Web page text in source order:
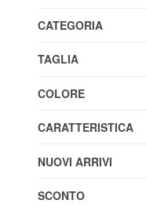
CATEGORIA
TAGLIA
COLORE
CARATTERISTICA
NUOVI ARRIVI
SCONTO